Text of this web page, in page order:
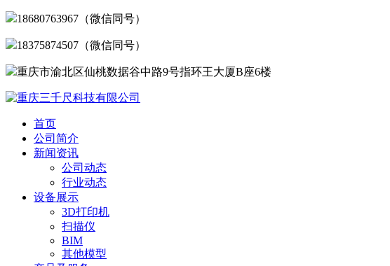
18680763967（微信同号）
18375874507（微信同号）
重庆市渝北区仙桃数据谷中路9号指环王大厦B座6楼
首页
公司简介
新闻资讯
公司动态
行业动态
设备展示
3D打印机
扫描仪
BIM
其他模型